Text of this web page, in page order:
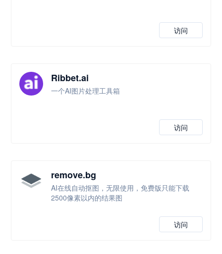
访问
Ribbet.ai
一个AI图片处理工具箱
访问
remove.bg
AI在线自动抠图，无限使用，免费版只能下载
2500像素以内的结果图
访问